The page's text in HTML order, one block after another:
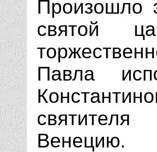
Произошло
святой
Павла
Венецию.